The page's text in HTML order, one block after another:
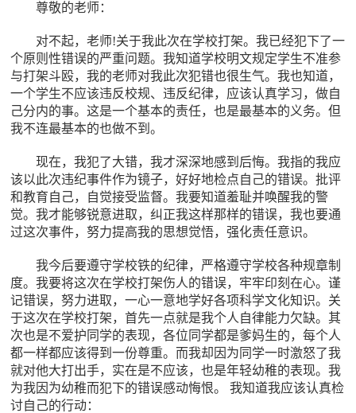
尊敬的老师：
对不起，老师!关于我此次在学校打架。我已经犯下了一
个原则性错误的严重问题。我知道学校明文规定学生不准参
与打架斗殴，我的老师对我此次犯错也很生气。我也知道，
一个学生不应该违反校规、违反纪律，应该认真学习，做自
己分内的事。这是一个基本的责任，也是最基本的义务。但
我不连最基本的也做不到。
现在，我犯了大错，我才深深地感到后悔。我指的我应
该以此次违纪事件作为镜子，好好地检点自己的错误。批评
和教育自己，自觉接受监督。我要知道羞耻并唤醒我的警
觉。我才能够锐意进取，纠正我这样那样的错误，我也要通
过这次事件，努力提高我的思想觉悟，强化责任意识。
我今后要遵守学校铁的纪律，严格遵守学校各种规章制
度。我要将这次在学校打架伤人的错误，牢牢印刻在心。谨
记错误，努力进取，一心一意地学好各项科学文化知识。关
于这次在学校打架，首先一点就是我个人自律能力欠缺。其
次也是不爱护同学的表现，各位同学都是爹妈生的，每个人
都一样都应该得到一份尊重。而我却因为同学一时激怒了我
就对他大打出手，实在是不应该，也是年轻幼稚的表现。我
为我因为幼稚而犯下的错误感动悔恨。 我知道我应该认真检
讨自己的行动：